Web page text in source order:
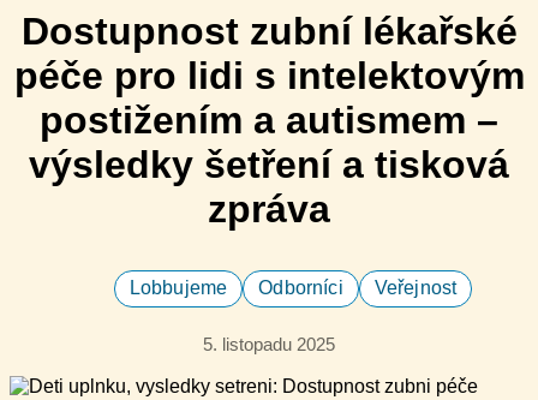
Dostupnost zubní lékařské
péče pro lidi s intelektovým
postižením a autismem –
výsledky šetření a tisková
zpráva
Lobbujeme Odborníci Veřejnost
5. listopadu 2025